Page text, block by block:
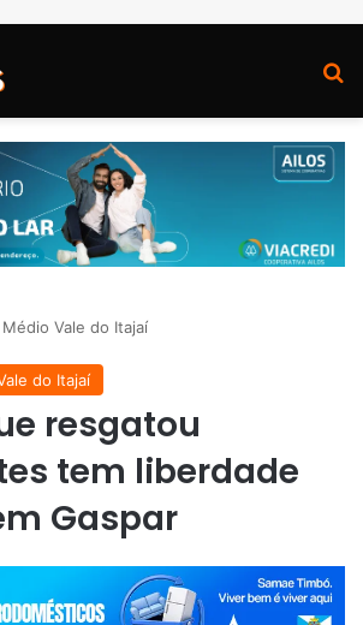
Vale do Itajaí
do Itajaí
resgatou
tem liberdade
Gaspar